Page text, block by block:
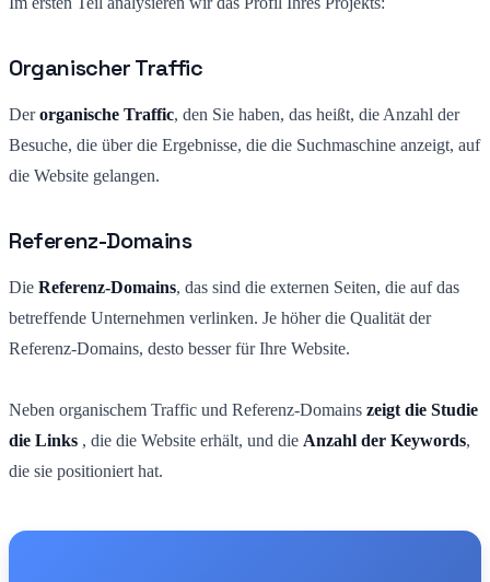
Organischer Traffic
Derorganische Traffic, den Sie haben, das heißt, die Anzahl der
Besuche, die über die Ergebnisse, die die Suchmaschine anzeigt, auf
die Website gelangen.
Referenz-Domains
Die Referenz-Domains, das sind die externen Seiten, die auf das
betreffende Unternehmen verlinken. Je höher die Qualität der
Referenz-Domains, desto besser für Ihre Website.
Neben organischem Traffic und Referenz-Domains zeigt die Studie
die Links , die die Website erhält, und die Anzahl der Keywords,
die sie positioniert hat.